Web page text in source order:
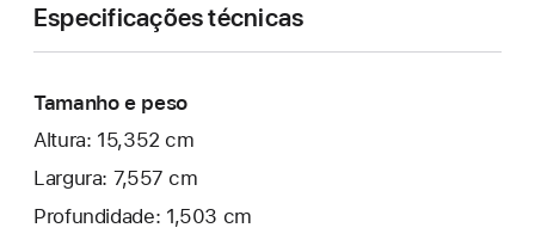
Especificações técnicas
Tamanho e peso
Altura: 15,352 cm
Largura: 7,557 cm
Profundidade: 1,503 cm